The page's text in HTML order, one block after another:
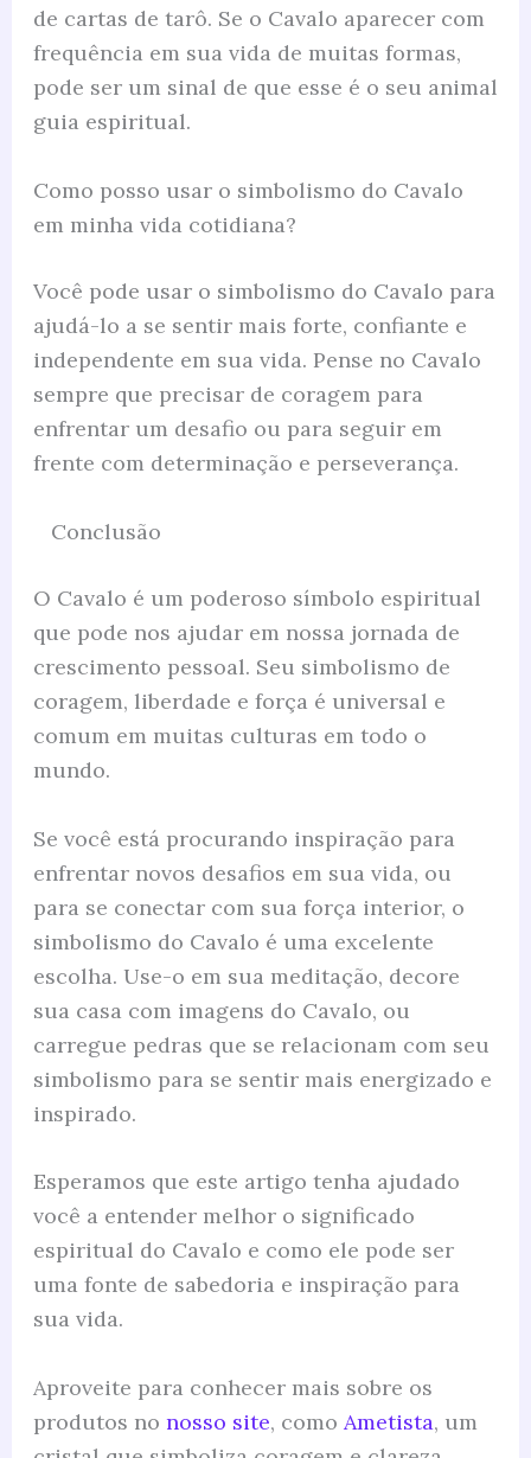
de cartas de tarô. Se o Cavalo aparecer com
frequência em sua vida de muitas formas,
pode ser um sinal de que esse é o seu animal
guia espiritual.
Como posso usar o simbolismo do Cavalo
em minha vida cotidiana?
Você pode usar o simbolismo do Cavalo para
ajudá-lo a se sentir mais forte, confiante e
independente em sua vida. Pense no Cavalo
sempre que precisar de coragem para
enfrentar um desafio ou para seguir em
frente com determinação e perseverança.
Conclusão
O Cavalo é um poderoso símbolo espiritual
que pode nos ajudar em nossa jornada de
crescimento pessoal. Seu simbolismo de
coragem, liberdade e força é universal e
comum em muitas culturas em todo o
mundo.
Se você está procurando inspiração para
enfrentar novos desafios em sua vida, ou
para se conectar com sua força interior, o
simbolismo do Cavalo é uma excelente
escolha. Use-o em sua meditação, decore
sua casa com imagens do Cavalo, ou
carregue pedras que se relacionam com seu
simbolismo para se sentir mais energizado e
inspirado.
Esperamos que este artigo tenha ajudado
você a entender melhor o significado
espiritual do Cavalo e como ele pode ser
uma fonte de sabedoria e inspiração para
sua vida.
Aproveite para conhecer mais sobre os
produtos no nosso site, como Ametista, um